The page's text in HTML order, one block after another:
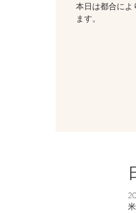
本日は都合によ
ます。